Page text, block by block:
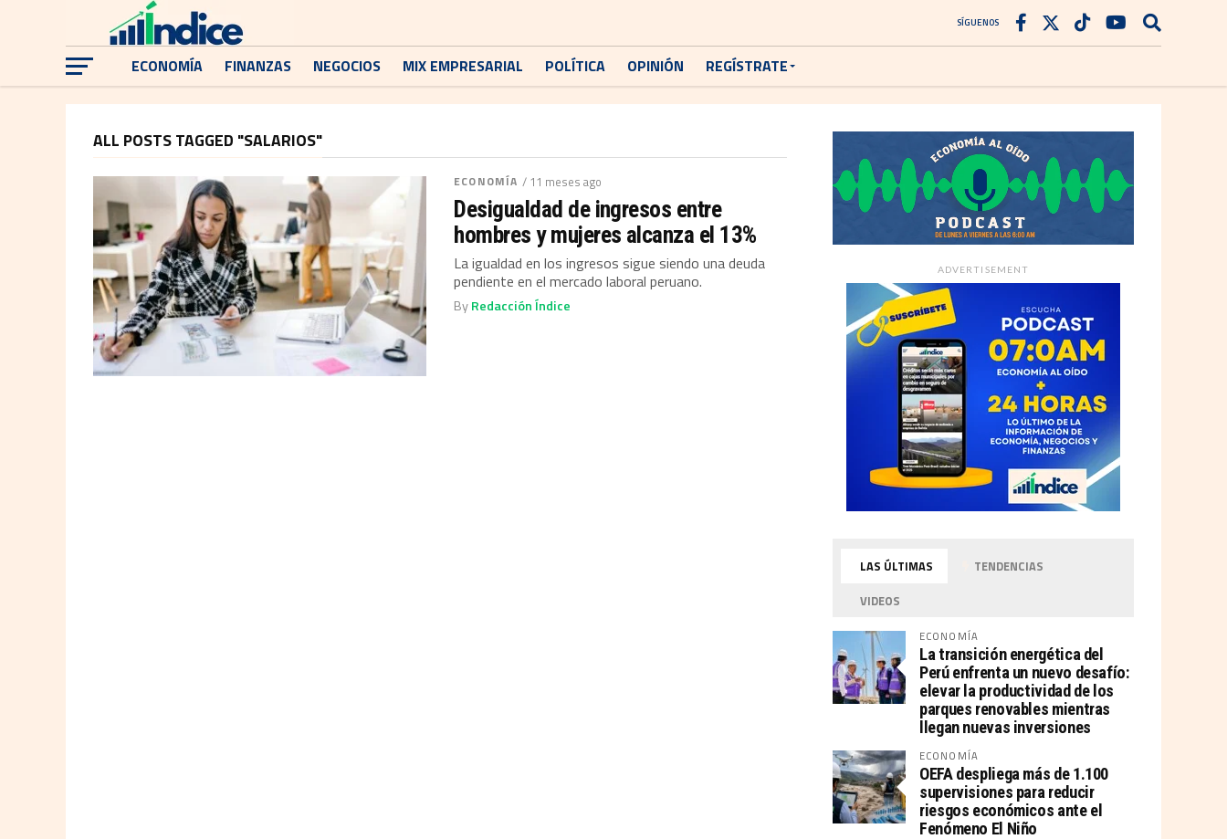
SÍGUENOS
ECONOMÍA FINANZAS NEGOCIOS MIX EMPRESARIAL POLÍTICA OPINIÓN REGÍSTRATE
ALL POSTS TAGGED "SALARIOS"
ECONOMÍA / 11 meses ago
Desigualdad de ingresos entre
hombres y mujeres alcanza el 13%
La igualdad en los ingresos sigue siendo una deuda
pendiente en el mercado laboral peruano.
ByRedacción Índice
ADVERTISEMENT
LAS ÚLTIMAS
TENDENCIAS
VIDEOS
ECONOMÍA
La transición energética del
Perú enfrenta un nuevo desafío:
elevar la productividad de los
parques renovables mientras
llegan nuevas inversiones
ECONOMÍA
OEFA despliega más de 1.100
supervisiones para reducir
riesgos económicos ante el
Fenómeno El Niño